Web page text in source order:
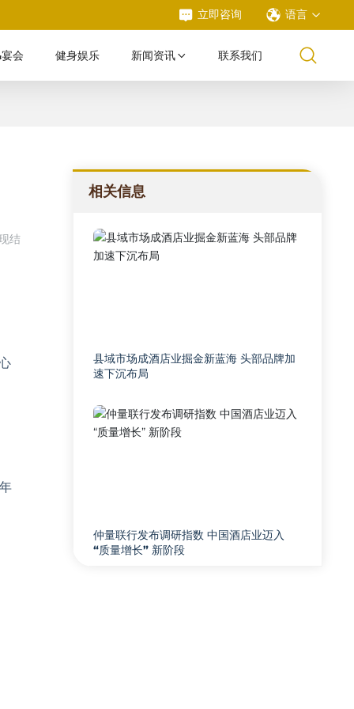
立即咨询 语言
会 健身娱乐 新闻资讯 联系我们
结
相关信息
县域市场成酒店业掘金新蓝海 头部品牌加
速下沉布局
仲量联行发布调研指数 中国酒店业迈入
“质量增长” 新阶段